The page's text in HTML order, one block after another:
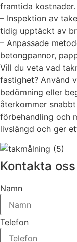
framtida kostnader.
– Inspektion av
tidig upptäckt av
– Anpassade
betongpannor,
Vill du veta vad
fastighet? Använd
bedömning eller
återkommer
förbehandling och
livslängd och ger
Kontakta
Namn
Telefon